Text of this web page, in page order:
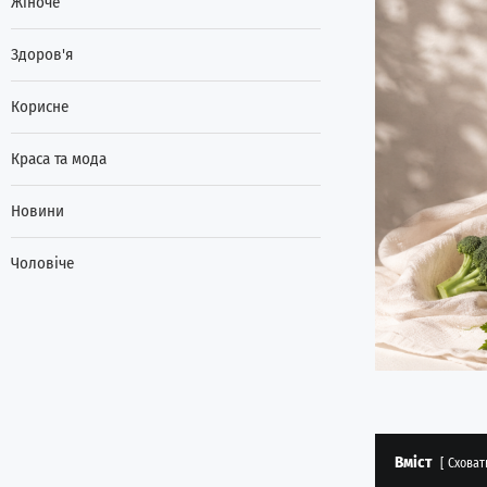
Вміст
Здоров'я
Корисне
Краса та мода
Новини
Чоловіче